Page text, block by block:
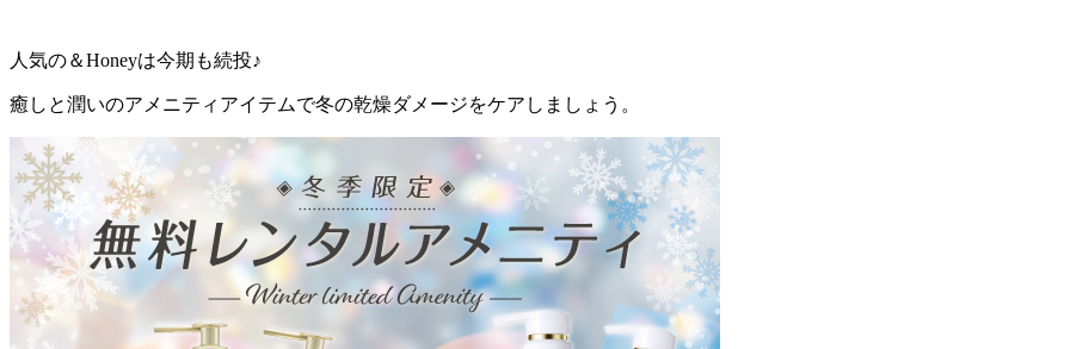
人気の＆Honeyは今期も続投♪
癒しと潤いのアメニティアイテムで冬の乾燥ダメージをケアしましょう。